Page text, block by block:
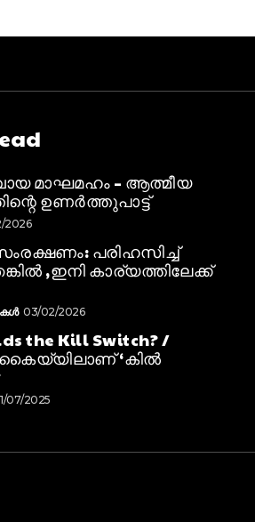
മാഘമഹം – ആത്മീയ
ഉണർത്തുപാട്ട്
2026
പരിഹസിച്ച്
,ഇനി കാര്യത്തിലേക്ക്
03/02/2026
the Kill Switch? /
‘കിൽ
07/2025